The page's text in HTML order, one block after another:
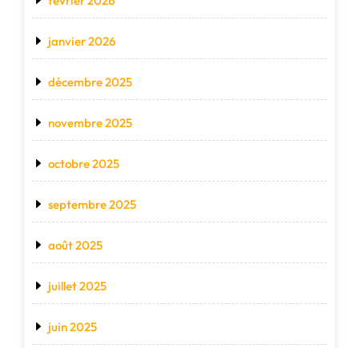
janvier 2026
décembre 2025
novembre 2025
octobre 2025
septembre 2025
août 2025
juillet 2025
juin 2025